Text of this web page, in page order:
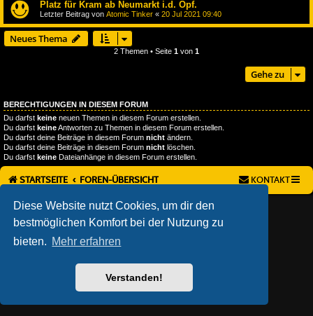
Diese Website nutzt Cookies, um dir den
bestmöglichen Komfort bei der Nutzung zu
bieten. Mehr erfahren
Verstanden!
Platz für Kram ab Neumarkt i.d. Opf.
Letzter Beitrag von Atomic Tinker « 20 Jul 2021 09:40
Neues Thema
2 Themen • Seite 1 von 1
Gehe zu
BERECHTIGUNGEN IN DIESEM FORUM
Du darfst keine neuen Themen in diesem Forum erstellen.
Du darfst keineAntworten zu Themen in diesem Forum erstellen.
Du darfst deine Beiträge in diesem Forum nicht ändern.
Du darfst deine Beiträge in diesem Forum nicht löschen.
Du darfst keine Dateianhänge in diesem Forum erstellen.
STARTSEITE FOREN-ÜBERSICHT KONTAKT
AÇIEEED! STYLE BYIAN BRADLEY
PHPBB.DE
DATENSCHUTZ